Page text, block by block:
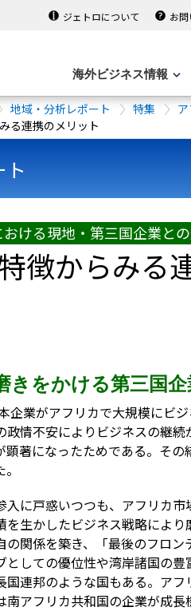
ジェトロについて お
海外ビジネス情報
地域・分析レポート 特集
る連携のメリット
ける現地・第三国企業と
徴からみる
きをかける第三国企
企業がアフリカで大規模にビ
政情不安によりビジネスの継
顕著になったためである。そ
入に戸惑いつつも、アフリカ
を生かしたビジネス戦略によ
関係を築き、「最後のフロ
としての優位性や湾岸諸国の
国連邦のような国もある。ア
南アフリカ共和国の企業が成